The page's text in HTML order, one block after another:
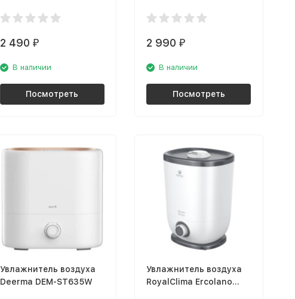
2 490 ₽
В наличии
Посмотреть
2 990₽
В наличии
Посмотреть
Увлажнитель воздуха
Deerma DEM-ST635W
Увлажнитель воздуха
RoyalClima Ercolano